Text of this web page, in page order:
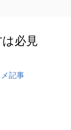
必見
記事